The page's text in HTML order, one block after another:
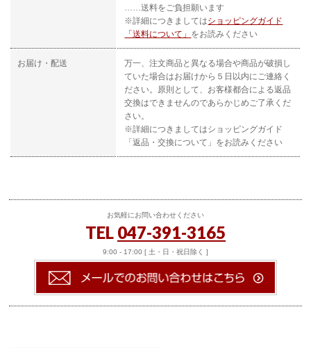
……送料をご負担願います
※詳細につきましてはショッピングガイド
「送料について」 をお読みください
お届け・配送
万一、注文商品と異なる場合や商品が破損し
ていた場合はお届けから５日以内にご連絡く
ださい。原則として、お客様都合による返品
交換はできませんのであらかじめご了承くだ
さい。
※詳細につきましてはショッピングガイド
「返品・交換について」をお読みください
お気軽にお問い合わせください
TEL 047-391-3165
9:00 - 17:00 [ 土・日・祝日除く ]